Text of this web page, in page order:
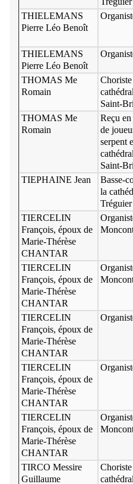
THIELEMANS
Pierre Léo Benoît
THIELEMANS
Pierre Léo Benoît
THOMAS Me
Romain
Saint-
THOMAS Me
Romain
Reçu
de
serpent
Saint-
TIEPHAINE Jean
Basse-
la
Tréguier
TIERCELIN
François, époux de
Marie-Thérèse
CHANTAR
TIERCELIN
François, époux de
Marie-Thérèse
CHANTAR
TIERCELIN
François, époux de
Marie-Thérèse
CHANTAR
TIERCELIN
François, époux de
Marie-Thérèse
CHANTAR
TIERCELIN
François, époux de
Marie-Thérèse
CHANTAR
TIRCO Messire
Guillaume